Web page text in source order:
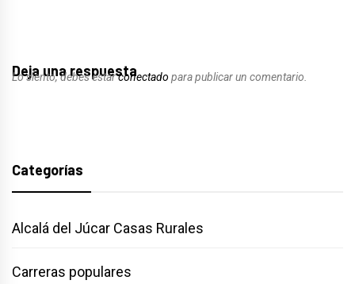
Deja una respuesta
Lo siento, debes estarconectado para publicar un comentario.
Categorías
Alcalá del Júcar Casas Rurales
Carreras populares